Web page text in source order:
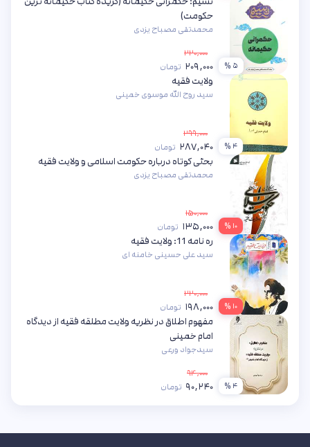
۵ %
حکومت)
محمدتقی مصباح یزدی
۲۲۰,۰۰۰
۲۰۹,۰۰۰ تومان
۴ %
ولایت فقیه
سید روح الله موسوی خمینی
۲۹۹,۰۰۰
۲۸۷,۰۴۰ تومان
۱۰ %
بحثی کوتاه درباره حکومت اسلامی و ولایت فقیه
محمدتقی مصباح یزدی
۱۵۰,۰۰۰
۱۳۵,۰۰۰ تومان
۱۰ %
ره نامه 11: ولایت فقیه
سید علی حسینی خامنه ای
۲۲۰,۰۰۰
۱۹۸,۰۰۰ تومان
۴ %
مفهوم اطلاق در نظریه ولایت مطلقه فقیه از دیدگاه
امام خمینی
سیدجواد ورعی
۹۴,۰۰۰
۹۰,۲۴۰ تومان